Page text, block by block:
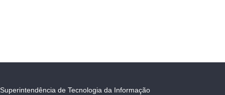
Superintendência de Tecnologia da Informação